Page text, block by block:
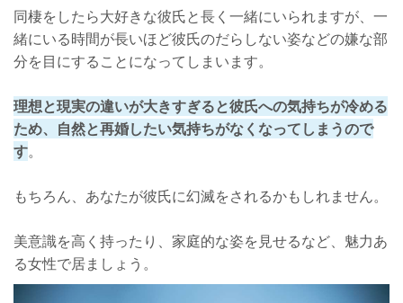
同棲をしたら大好きな彼氏と長く一緒にいられますが、一
緒にいる時間が長いほど彼氏のだらしない姿などの嫌な部
分を目にすることになってしまいます。
理想と現実の違いが大きすぎると彼氏への気持ちが冷める
ため、自然と再婚したい気持ちがなくなってしまうので
す。
もちろん、あなたが彼氏に幻滅をされるかもしれません。
美意識を高く持ったり、家庭的な姿を見せるなど、魅力あ
る女性で居ましょう。